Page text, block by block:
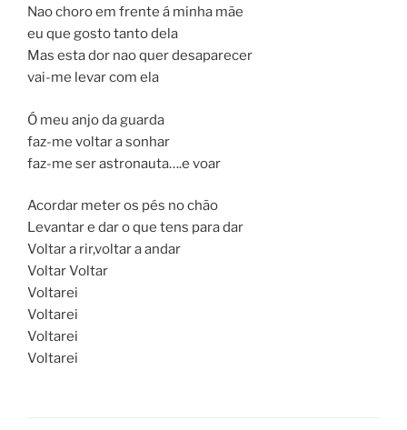
Nao choro em frente á minha mãe
eu que gosto tanto dela
Mas esta dor nao quer desaparecer
vai-me levar com ela
Ó meu anjo da guarda
faz-me voltar a sonhar
faz-me ser astronauta….e voar
Acordar meter os pés no chão
Levantar e dar o que tens para dar
Voltar a rir,voltar a andar
Voltar Voltar
Voltarei
Voltarei
Voltarei
Voltarei